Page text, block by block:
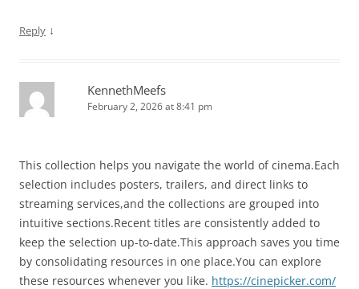
Reply ↓
KennethMeefs
February 2, 2026 at 8:41 pm
This collection helps you navigate the world of cinema.Each
selection includes posters, trailers, and direct links to
streaming services,and the collections are grouped into
intuitive sections.Recent titles are consistently added to
keep the selection up-to-date.This approach saves you time
by consolidating resources in one place.You can explore
these resources whenever you like. https://cinepicker.com/